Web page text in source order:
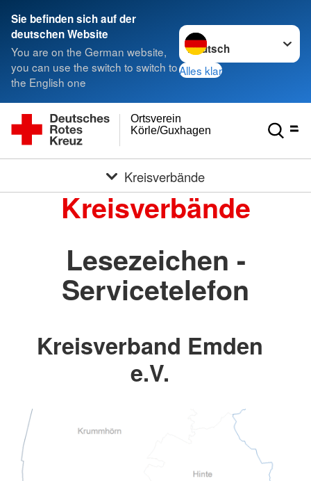
Sie befinden sich auf der
deutschen Website
You are on the German website,
you can use the switch to switch to
the English one
Sprache wechseln zu
Alles klar
Körle/Guxhagen
Ortsverein
Kreisverbände
Kreisverbände
Lesezeichen -
Servicetelefon
Kreisverband Emden
e.V.